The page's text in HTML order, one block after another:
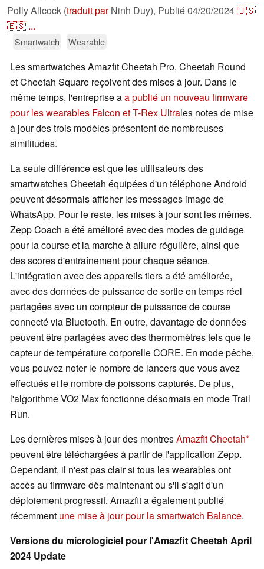
Polly Allcock (traduit parNinh Duy), Publié04/20/2024🇺🇸
🇪🇸 ...
Smartwatch Wearable
Les smartwatches Amazfit Cheetah Pro, Cheetah Round
et Cheetah Square reçoivent des mises à jour. Dans le
même temps, l'entreprise aa publié un nouveau firmware
pour les wearables Falcon et T-Rex Ultrales notes de mise
à jour des trois modèles présentent de nombreuses
similitudes.
La seule différence est que les utilisateurs des
smartwatches Cheetah équipées d'un téléphone Android
peuvent désormais afficher les messages image de
WhatsApp. Pour le reste, les mises à jour sont les mêmes.
Zepp Coach a été amélioré avec des modes de guidage
pour la course et la marche à allure régulière, ainsi que
des scores d'entraînement pour chaque séance.
L'intégration avec des appareils tiers a été améliorée,
avec des données de puissance de sortie en temps réel
partagées avec un compteur de puissance de course
connecté via Bluetooth. En outre, davantage de données
peuvent être partagées avec des thermomètres tels que le
capteur de température corporelle CORE. En mode pêche,
vous pouvez noter le nombre de lancers que vous avez
effectués et le nombre de poissons capturés. De plus,
l'algorithme VO2 Max fonctionne désormais en mode Trail
Run.
Les dernières mises à jour des montresAmazfit Cheetah
peuvent être téléchargées à partir de l'application Zepp.
Cependant, il n'est pas clair si tous les wearables ont
accès au firmware dès maintenant ou s'il s'agit d'un
déploiement progressif. Amazfit a également publié
récemment une mise à jour pour la smartwatch Balance.
Versions du micrologiciel pour l'Amazfit Cheetah April
2024 Update